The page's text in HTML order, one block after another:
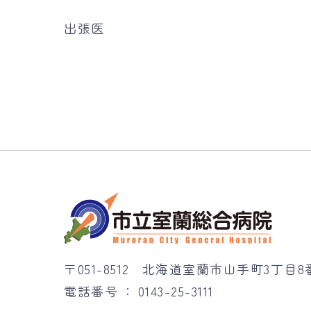
出張医
〒051-8512
北海道室蘭市山手町3丁目8
電話番号
0143-25-3111